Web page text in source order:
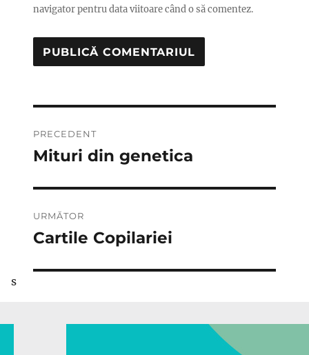
navigator pentru data viitoare când o să comentez.
în
PRECEDENT
Articolul
Mituri din genetica
URMĂTOR
Articolul
Cartile Copilariei
s